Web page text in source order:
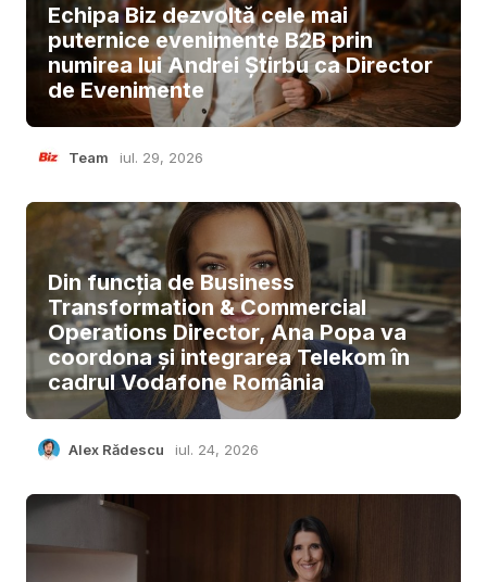
Echipa Biz dezvoltă cele mai
puternice evenimente B2B prin
numirea lui Andrei Știrbu ca Director
de Evenimente
Team iul. 29, 2026
Din funcția de Business
Transformation & Commercial
Operations Director, Ana Popa va
coordona și integrarea Telekom în
cadrul Vodafone România
Alex Rădescu iul. 24, 2026